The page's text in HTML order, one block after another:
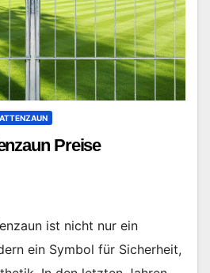
Preise
ist nicht nur ein
ein Symbol für Sicherheit,